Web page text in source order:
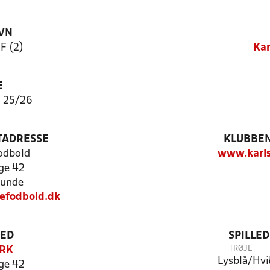
(2)
25/26
42
42
TRØJE
Lysblå/